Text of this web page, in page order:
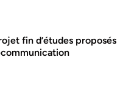
fin d’études proposés